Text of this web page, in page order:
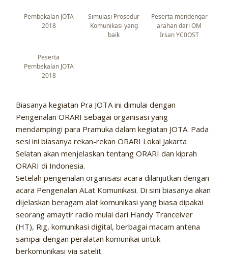
Pembekalan JOTA
2018
Simulasi Prosedur
Komunikasi yang
baik
Peserta mendengar
arahan dari OM
Irsan YC0OST
Peserta
Pembekalan JOTA
2018
Biasanya kegiatan Pra JOTA ini dimulai dengan
Pengenalan ORARI sebagai organisasi yang
mendampingi para Pramuka dalam kegiatan JOTA. Pada
sesi ini biasanya rekan-rekan ORARI Lokal Jakarta
Selatan akan menjelaskan tentang ORARI dan kiprah
ORARI di Indonesia.
Setelah pengenalan organisasi acara dilanjutkan dengan
acara Pengenalan ALat Komunikasi. Di sini biasanya akan
dijelaskan beragam alat komunikasi yang biasa dipakai
seorang amaytir radio mulai dari Handy Tranceiver
(HT), Rig, komunikasi digital, berbagai macam antena
sampai dengan peralatan komunikai untuk
berkomunikasi via satelit.